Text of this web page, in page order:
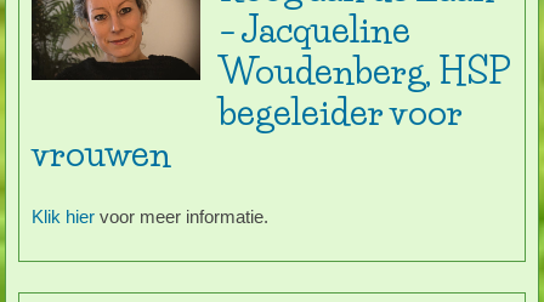
– Jacqueline
Woudenberg, HSP
begeleider voor
vrouwen
Klik hier voor meer informatie.